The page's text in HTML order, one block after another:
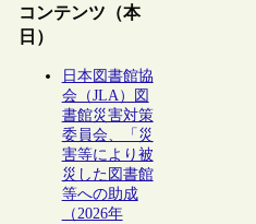
コンテンツ（本
日）
日本図書館協
会（JLA）図
書館災害対策
委員会、「災
害等により被
災した図書館
等への助成
（2026年